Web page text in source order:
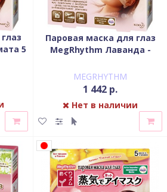
5
Паровая маска для глаз
MegRhythm Лаванда -
MEGRHYTHM
1 442 р.
Нет в наличии